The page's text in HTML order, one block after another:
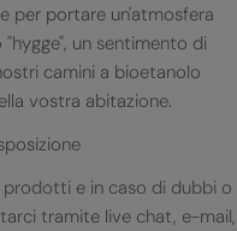
per portare un'atmosfera
un sentimento di
camini a bioetanolo
vostra abitazione.
e in caso di dubbi o
tramite live chat, e-mail,